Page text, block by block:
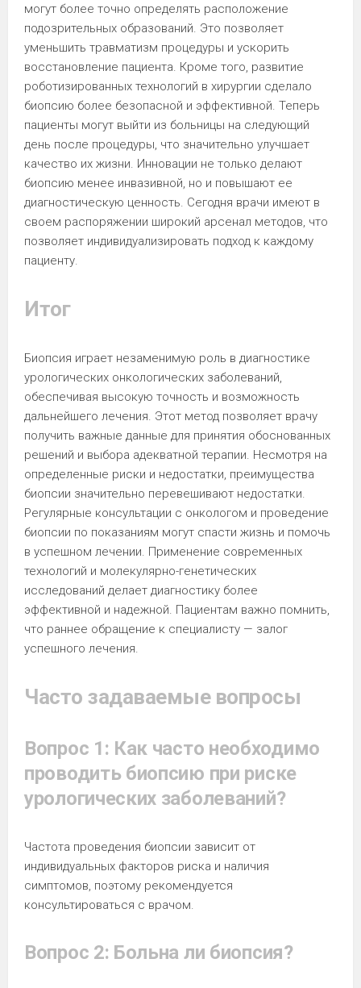
могут более точно определять расположение
подозрительных образований. Это позволяет
уменьшить травматизм процедуры и ускорить
восстановление пациента. Кроме того, развитие
роботизированных технологий в хирургии сделало
биопсию более безопасной и эффективной. Теперь
пациенты могут выйти из больницы на следующий
день после процедуры, что значительно улучшает
качество их жизни. Инновации не только делают
биопсию менее инвазивной, но и повышают ее
диагностическую ценность. Сегодня врачи имеют в
своем распоряжении широкий арсенал методов, что
позволяет индивидуализировать подход к каждому
пациенту.
Итог
Биопсия играет незаменимую роль в диагностике
урологических онкологических заболеваний,
обеспечивая высокую точность и возможность
дальнейшего лечения. Этот метод позволяет врачу
получить важные данные для принятия обоснованных
решений и выбора адекватной терапии. Несмотря на
определенные риски и недостатки, преимущества
биопсии значительно перевешивают недостатки.
Регулярные консультации с онкологом и проведение
биопсии по показаниям могут спасти жизнь и помочь
в успешном лечении. Применение современных
технологий и молекулярно-генетических
исследований делает диагностику более
эффективной и надежной. Пациентам важно помнить,
что раннее обращение к специалисту — залог
успешного лечения.
Часто задаваемые вопросы
Вопрос 1: Как часто необходимо
проводить биопсию при риске
урологических заболеваний?
Частота проведения биопсии зависит от
индивидуальных факторов риска и наличия
симптомов, поэтому рекомендуется
консультироваться с врачом.
Вопрос 2: Больна ли биопсия?